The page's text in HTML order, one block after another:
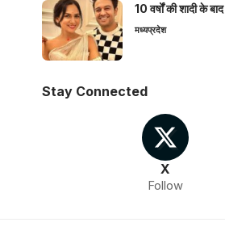
10 वर्षों की शादी के
मध्यप्रदेश
Stay Connected
X
Follow